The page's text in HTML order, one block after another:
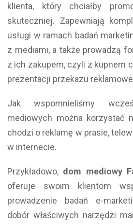
klienta, który chciałby
skuteczniej. Zapewniają
usługi w ramach badań
z mediami, a także prowadzą
z ich zakupem, czyli z kupnem
prezentacji przekazu
Jak wspomnieliśmy
mediowych można korzystać
chodzi o reklamę w prasie,
w internecie.
Przykładowo, dom mediowy
oferuje swoim klientom
prowadzenie badań e-
dobór właściwych narzędzi